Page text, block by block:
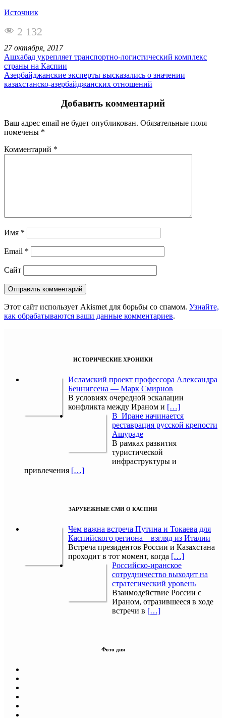
Источник
2 132
27 октября, 2017
Ашхабад укрепляет транспортно-логистический комплекс
страны на Каспии
Азербайджанские эксперты высказались о значении
казахстанско-азербайджанских отношений
Добавить комментарий
Ваш адрес email не будет опубликован. Обязательные поля
помечены *
Комментарий *
Имя *
Email *
Сайт
Этот сайт использует Akismet для борьбы со спамом. Узнайте,
как обрабатываются ваши данные комментариев.
ИСТОРИЧЕСКИЕ ХРОНИКИ
Исламский проект профессора Александра
Беннигсена — Марк Смирнов
В условиях очередной эскалации
конфликта между Ираном и […]
В Иране начинается
реставрация русской крепости
Ашураде
В рамках развития
туристической
инфраструктуры и
привлечения […]
ЗАРУБЕЖНЫЕ СМИ О КАСПИИ
Чем важна встреча Путина и Токаева для
Каспийского региона – взгляд из Италии
Встреча президентов России и Казахстана
проходит в тот момент, когда […]
Российско-иранское
сотрудничество выходит на
стратегический уровень
Взаимодействие России с
Ираном, отразившееся в ходе
встречи в […]
Фото дня